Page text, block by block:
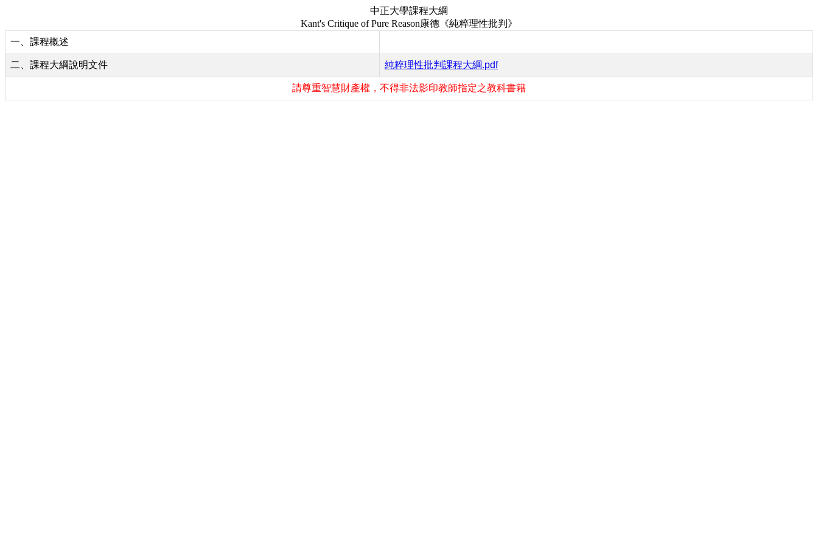
中正大學課程大綱
Kant's Critique of Pure Reason康德《純粹理性批判》
一、課程概述
二、課程大綱說明文件 純粹理性批判課程大綱.pdf
請尊重智慧財產權，不得非法影印教師指定之教科書籍